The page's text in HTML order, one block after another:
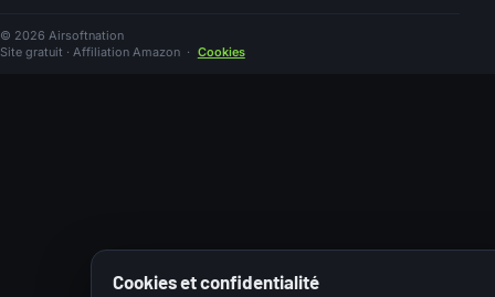
© 2026 Airsoftnation
Site gratuit · Affiliation Amazon · Cookies
Cookies et confidentialité